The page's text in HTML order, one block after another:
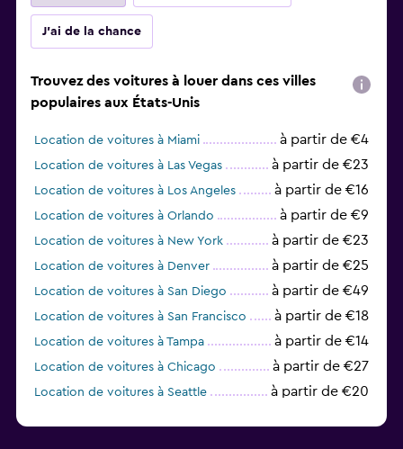
J'ai de la chance
Trouvez des voitures à louer dans ces villes
populaires aux États-Unis
Location de voitures à Miami à partir de €4
Location de voitures à Las Vegas à partir de €23
Location de voitures à Los Angeles à partir de €16
Location de voitures à Orlando à partir de €9
Location de voitures à New York à partir de €23
Location de voitures à Denver à partir de €25
Location de voitures à San Diego à partir de €49
Location de voitures à San Francisco à partir de €18
Location de voitures à Tampa à partir de €14
Location de voitures à Chicago à partir de €27
Location de voitures à Seattle à partir de €20